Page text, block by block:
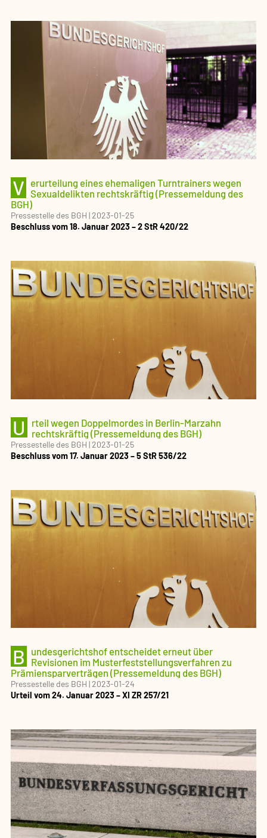
V erurteilung eines ehemaligen Turntrainers wegen
Sexualdelikten rechtskräftig (Pressemeldung des
BGH)
Pressestelle des BGH |2023-01-25
Beschluss vom 18. Januar 2023 – 2 StR 420/22
U
rteil wegen Doppelmordes in Berlin-Marzahn
rechtskräftig (Pressemeldung des BGH)
Pressestelle des BGH |2023-01-25
Beschluss vom 17. Januar 2023 – 5 StR 536/22
B
undesgerichtshof entscheidet erneut über
Revisionen im Musterfeststellungsverfahren zu
Prämiensparverträgen (Pressemeldung des BGH)
Pressestelle des BGH |2023-01-24
Urteil vom 24. Januar 2023 – XI ZR 257/21